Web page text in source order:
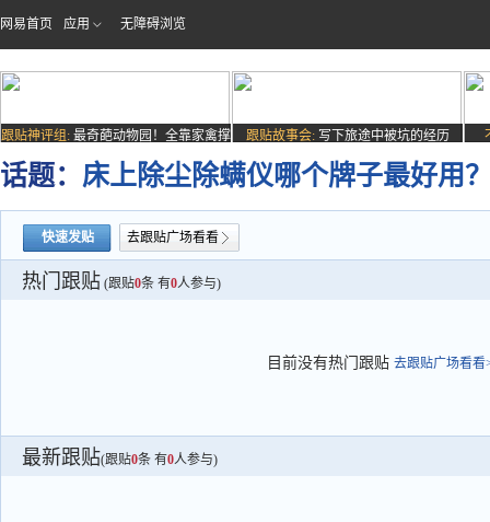
网易首页 应用 无障碍浏览
跟贴神评组: 最奇葩动物园！全靠家禽撑
场子
跟贴故事会: 写下旅途中被坑的经历
话题： 床上除尘除螨仪哪个牌子最好用
快速发贴 去跟贴广场看看
热门跟贴 (跟贴0条 有0人参与)
目前没有热门跟贴 去跟贴广场看看
最新跟贴(跟贴0条 有0人参与)